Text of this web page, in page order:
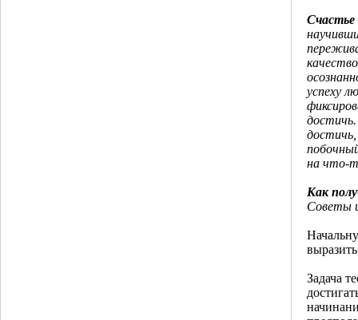
Счастье
успеху
достичь.
на что-
Как
Советы
Задача